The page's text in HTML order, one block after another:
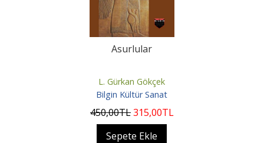
Asurlular
L. Gürkan Gökçek
Bilgin Kültür Sanat
450,00TL315,00TL
Sepete Ekle